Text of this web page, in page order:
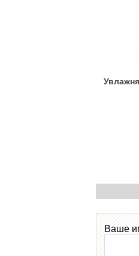
Ваше